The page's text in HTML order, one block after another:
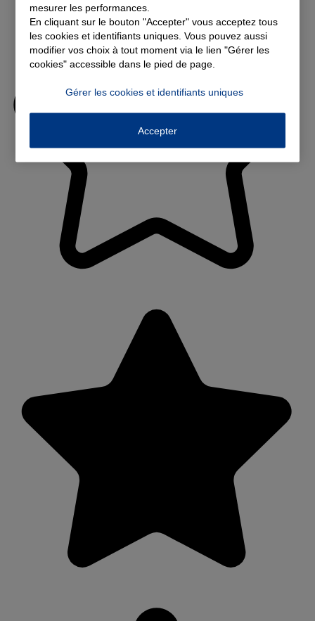
mesurer les performances.
En cliquant sur le bouton "Accepter" vous acceptez tous
les cookies et identifiants uniques. Vous pouvez aussi
modifier vos choix à tout moment via le lien "Gérer les
cookies" accessible dans le pied de page.
Gérer les cookies et identifiants uniques
Accepter